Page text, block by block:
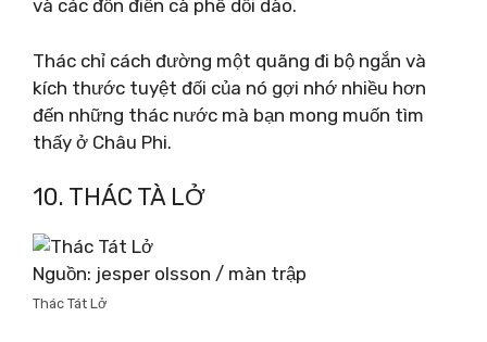
và các đồn điền cà phê dồi dào.
Thác chỉ cách đường một quãng đi bộ ngắn và
kích thước tuyệt đối của nó gợi nhớ nhiều hơn
đến những thác nước mà bạn mong muốn tìm
thấy ở Châu Phi.
10. THÁC TÀ LỞ
Nguồn: jesper olsson / màn trập
Thác Tát Lở